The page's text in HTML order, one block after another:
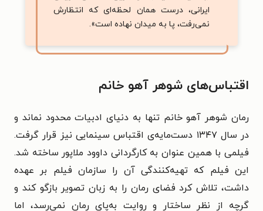
ایرانی، درست همان لحظه‌ای که انتظارش
نمی‌رفت، پا به میدان نهاده است».
اقتباس‌های شوهر آهو خانم
رمان شوهر آهو خانم تنها به دنیای ادبیات محدود نماند و
در سال ۱۳۴۷ دست‌مایه‌ی اقتباس سینمایی نیز قرار گرفت.
فیلمی با همین عنوان به کارگردانی داوود ملاپور ساخته شد.
این فیلم که تهیه‌کنندگی آن را سازمان فیلم بر عهده
داشت، تلاش کرد فضای رمان را به زبان تصویر بازگو کند و
گرچه از نظر ساختار و روایت به‌پای رمان نمی‌رسد، اما